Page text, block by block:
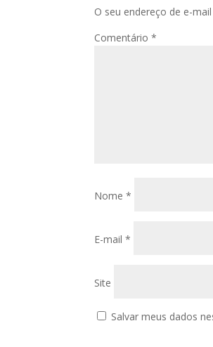
O seu endereço de e-
Comentário*
Nome*
E-mail*
Site
Salvar meus dados